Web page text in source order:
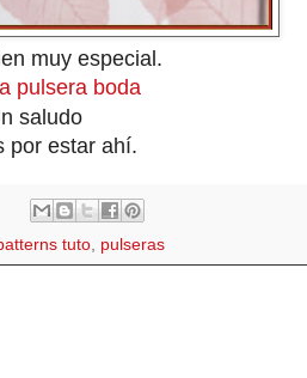
muy especial.
pulsera boda
saludo
por estar ahí.
tuto, pulseras